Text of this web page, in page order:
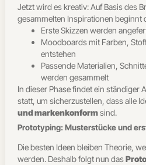
Jetzt wird es kreativ: Auf Basis des
gesammelten Inspirationen beginnt
Erste Skizzen werden
Moodboards mit Farben,
entstehen
Passende Materialien,
werden gesammelt
In dieser Phase findet ein ständiger
statt, um sicherzustellen, dass alle
und markenkonformsind.
Prototyping: Musterstücke und
Die besten Ideen bleiben Theorie,
werden. Deshalb folgt nun das